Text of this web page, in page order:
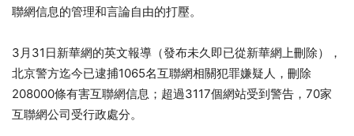
聯網信息的管理和言論自由的打壓。
3月31日新華網的英文報導（發布未久即已從新華網上刪除），
北京警方迄今已逮捕1065名互聯網相關犯罪嫌疑人，刪除
208000條有害互聯網信息；超過3117個網站受到警告，70家
互聯網公司受行政處分。